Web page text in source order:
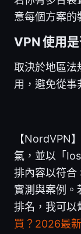
意每個方案的
VPN 使用是
取決於地區法
用，避免從事
【NordVPN
氣，並以「
排內容以符合
實測與案例。
排名，我可以
買？2026最